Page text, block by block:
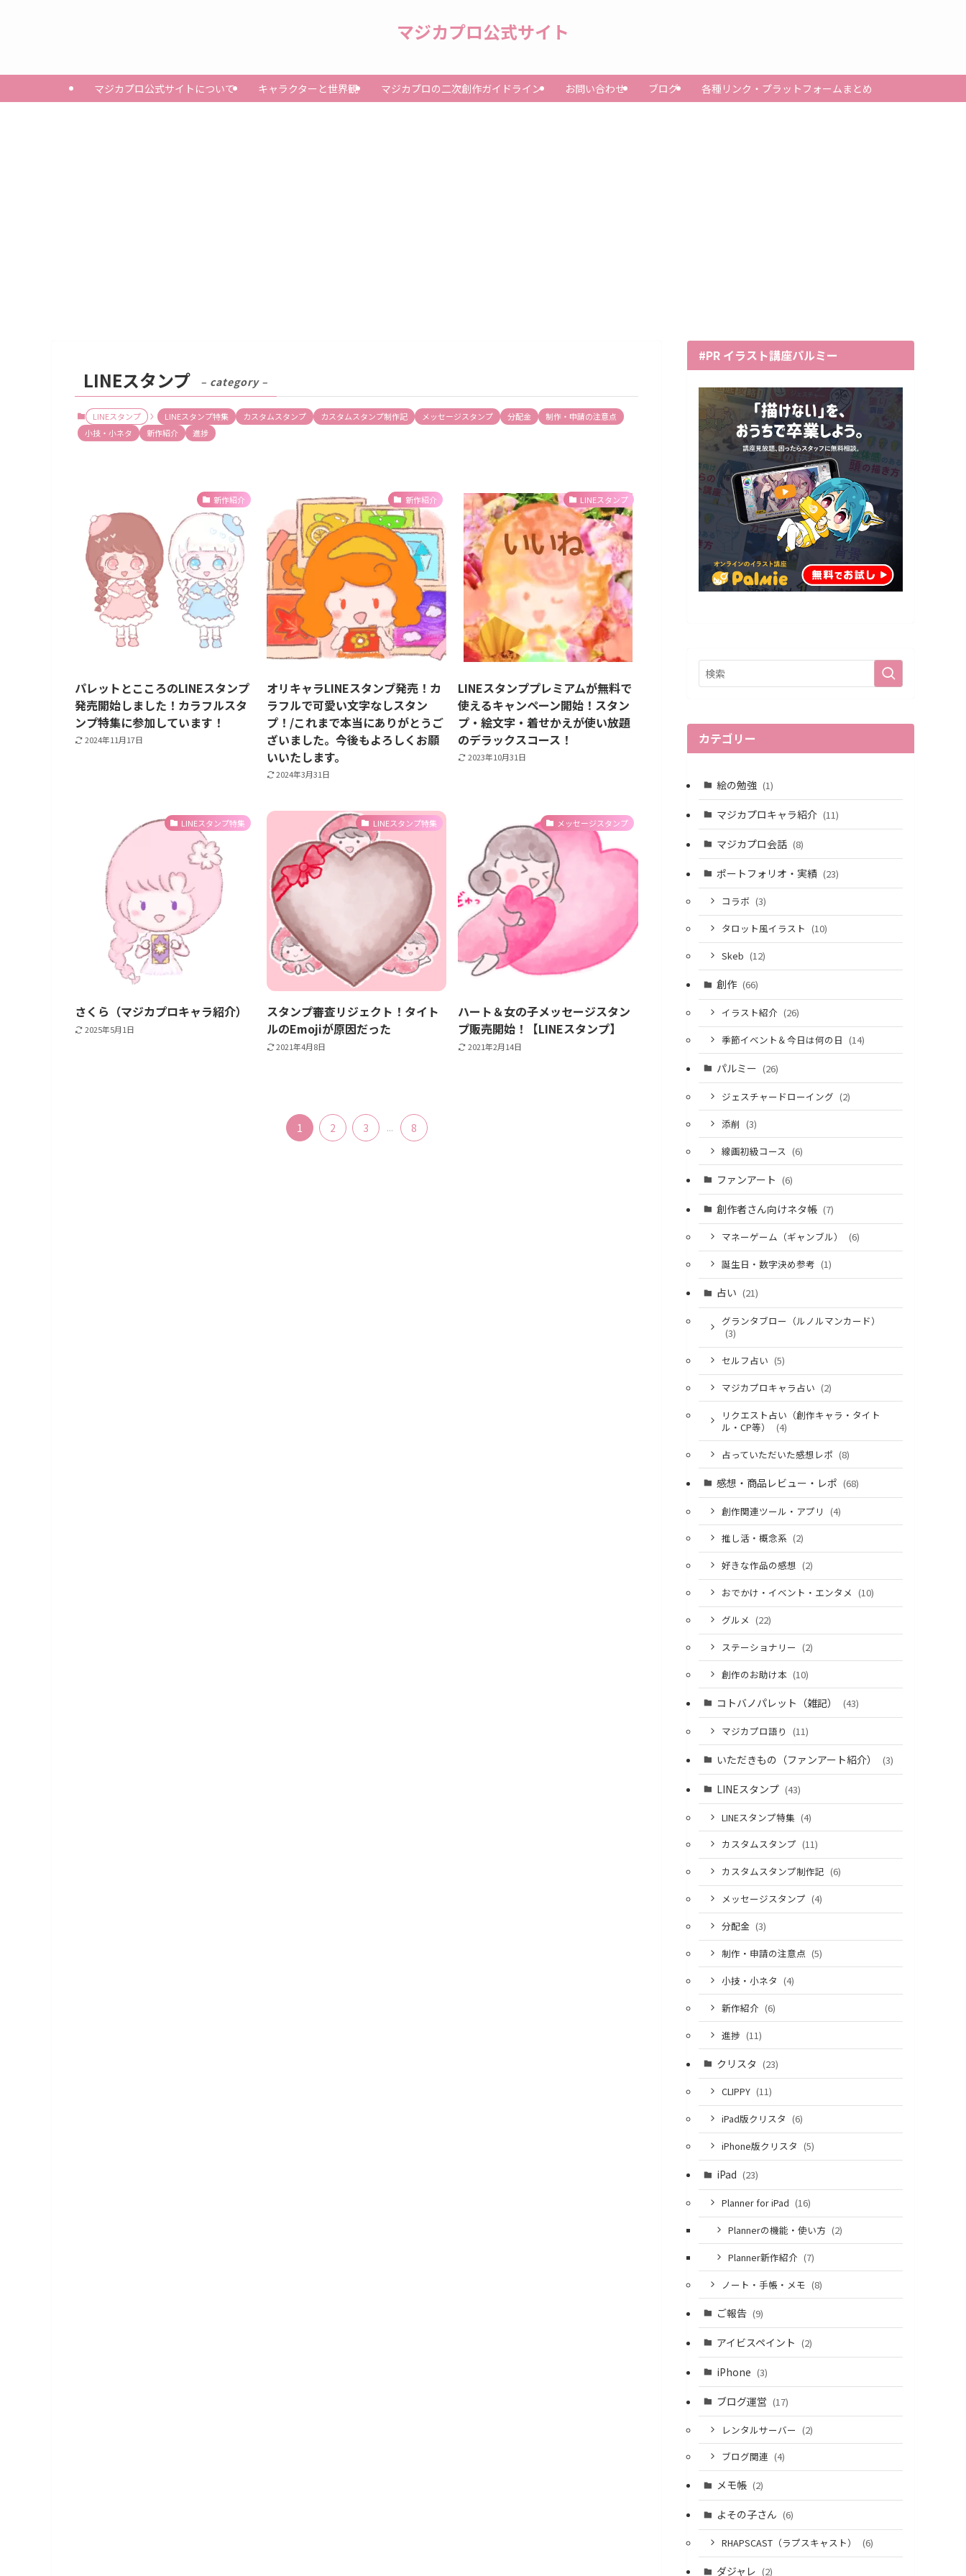
マジカプロ公式サイト
マジカプロ公式サイトについて キャラクターと世界観 マジカプロの二次創作ガイドライン お問い合わせ ブログ 各種リンク・プラットフォームまとめ
LINEスタンプ – category –
LINEスタンプ LINEスタンプ特集 カスタムスタンプ カスタムスタンプ制作記 メッセージスタンプ 分配金
制作・申請の注意点
小技・小ネタ
新作紹介 進捗
新作紹介
パレットとこころのLINEスタンプ
発売開始しました！カラフルスタ
ンプ特集に参加しています！
2024年11月17日
新作紹介
オリキャラLINEスタンプ発売！カ
ラフルで可愛い文字なしスタン
プ！/これまで本当にありがとうご
ざいました。今後もよろしくお願
いいたします。
2024年3月31日
LINEスタンプ
LINEスタンププレミアムが無料で
使えるキャンペーン開始！スタン
プ・絵文字・着せかえが使い放題
のデラックスコース！
2023年10月31日
LINEスタンプ特集
さくら（マジカプロキャラ紹介）
2025年5月1日
LINEスタンプ特集
スタンプ審査リジェクト！タイト
ルのEmojiが原因だった
2021年4月8日
メッセージスタンプ
ハート＆女の子メッセージスタン
プ販売開始！【LINEスタンプ】
2021年2月14日
1 2 3 ... 8
#PR イラスト講座パルミー
カテゴリー
絵の勉強 (1)
マジカプロキャラ紹介 (11)
マジカプロ会話 (8)
ポートフォリオ・実績 (23)
コラボ (3)
タロット風イラスト (10)
Skeb (12)
創作 (66)
イラスト紹介 (26)
季節イベント＆今日は何の日 (14)
パルミー (26)
ジェスチャードローイング (2)
添削 (3)
線画初級コース (6)
ファンアート (6)
創作者さん向けネタ帳 (7)
マネーゲーム（ギャンブル）
(6)
誕生日・数字決め参考 (1)
占い (21)
グランタブロー（ルノルマンカード）
(3)
セルフ占い (5)
マジカプロキャラ占い (2)
リクエスト占い（創作キャラ・タイト
ル・CP等）
(4)
占っていただいた感想レポ (8)
感想・商品レビュー・レポ (68)
創作関連ツール・アプリ (4)
推し活・概念系 (2)
好きな作品の感想 (2)
おでかけ・イベント・エンタメ (10)
グルメ (22)
ステーショナリー (2)
創作のお助け本 (10)
コトバノパレット（雑記） (43)
マジカプロ語り (11)
いただきもの（ファンアート紹介） (3)
LINEスタンプ (43)
LINEスタンプ特集 (4)
カスタムスタンプ (11)
カスタムスタンプ制作記 (6)
メッセージスタンプ (4)
分配金 (3)
制作・申請の注意点 (5)
小技・小ネタ (4)
新作紹介 (6)
進捗 (11)
クリスタ (23)
CLIPPY (11)
iPad版クリスタ (6)
iPhone版クリスタ (5)
iPad (23)
Planner for iPad (16)
Plannerの機能・使い方 (2)
Planner新作紹介 (7)
ノート・手帳・メモ (8)
ご報告 (9)
アイビスペイント (2)
iPhone (3)
ブログ運営 (17)
レンタルサーバー (2)
ブログ関連 (4)
メモ帳 (2)
よその子さん (6)
RHAPSCAST（ラプスキャスト） (6)
ダジャレ (2)